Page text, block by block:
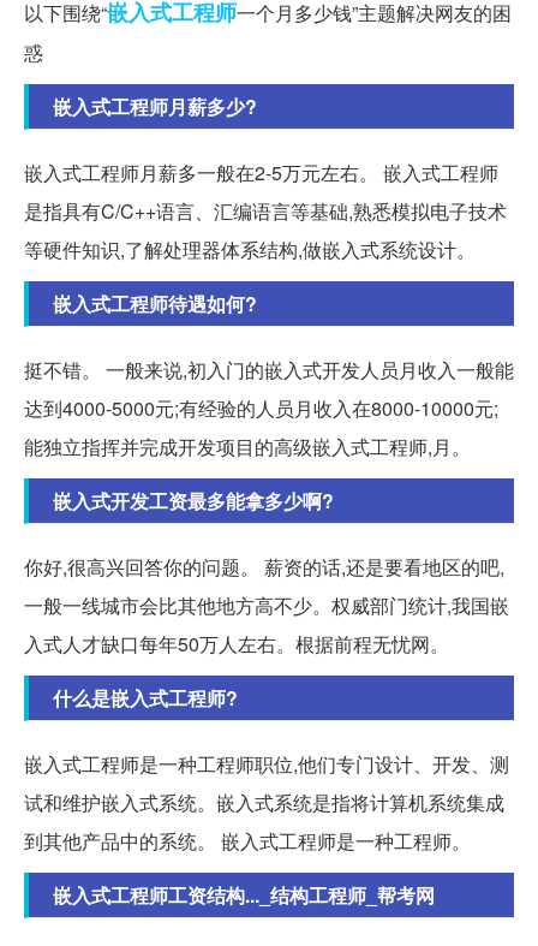
以下围绕“嵌入式工程师一个月多少钱”主题解决网友的困
惑
嵌入式工程师月薪多少?
嵌入式工程师月薪多一般在2-5万元左右。 嵌入式工程师
是指具有C/C++语言、汇编语言等基础,熟悉模拟电子技术
等硬件知识,了解处理器体系结构,做嵌入式系统设计。
嵌入式工程师待遇如何?
挺不错。 一般来说,初入门的嵌入式开发人员月收入一般能
达到4000-5000元;有经验的人员月收入在8000-10000元;
能独立指挥并完成开发项目的高级嵌入式工程师,月。
嵌入式开发工资最多能拿多少啊?
你好,很高兴回答你的问题。 薪资的话,还是要看地区的吧,
一般一线城市会比其他地方高不少。权威部门统计,我国嵌
入式人才缺口每年50万人左右。根据前程无忧网。
什么是嵌入式工程师?
嵌入式工程师是一种工程师职位,他们专门设计、开发、测
试和维护嵌入式系统。嵌入式系统是指将计算机系统集成
到其他产品中的系统。 嵌入式工程师是一种工程师。
嵌入式工程师工资结构..._结构工程师_帮考网